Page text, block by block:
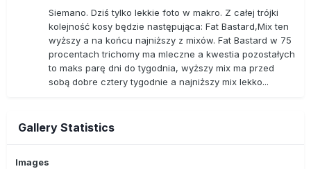
Siemano. Dziś tylko lekkie foto w makro. Z całej trójki
kolejność kosy będzie następująca: Fat Bastard,Mix ten
wyższy a na końcu najniższy z mixów. Fat Bastard w 75
procentach trichomy ma mleczne a kwestia pozostałych
to maks parę dni do tygodnia, wyższy mix ma przed
sobą dobre cztery tygodnie a najniższy mix lekko...
Gallery Statistics
Images